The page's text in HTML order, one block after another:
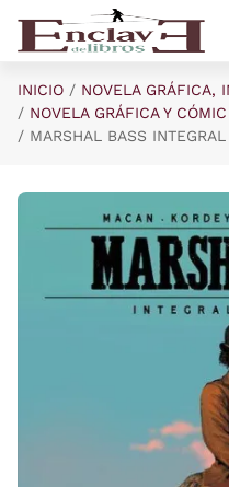
Saltar al contenido
INICIO
NOVELA GRÁFICA,
NOVELA GRÁFICA Y CÓMIC
MARSHAL BASS INTEGRAL